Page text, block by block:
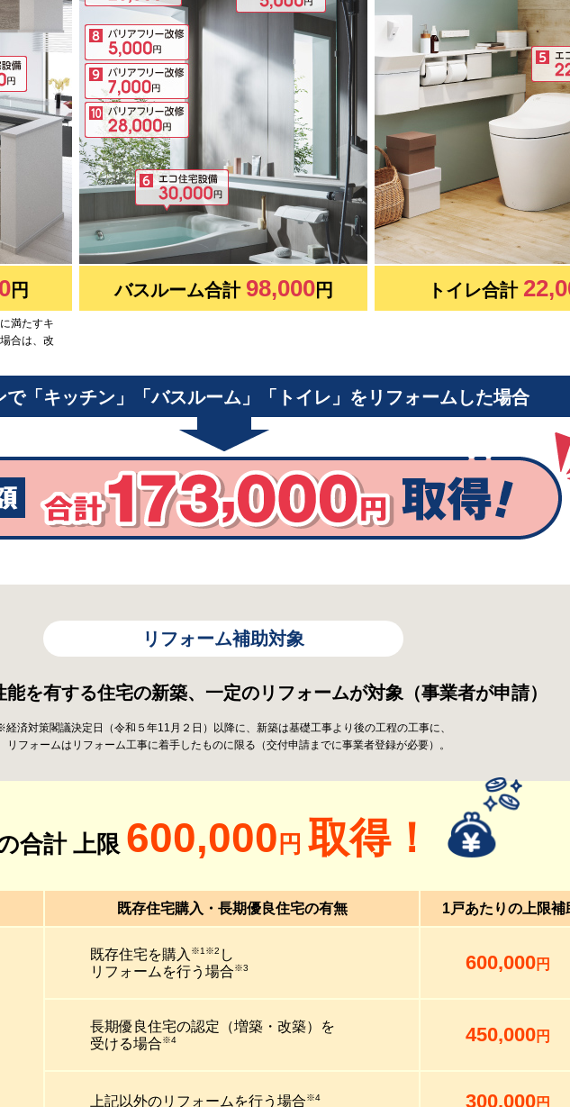
円
満たすキ
合は、改
バスルーム合計 98,000円 トイレ合計
で「キッチン」「バスルーム」「トイレ」をリフォームした場合
リフォーム補助対象
を有する住宅の新築、一定のリフォームが対象（事業者が申請）
経済対策閣議決定日（令和５年11月２日）以降に、新築は基礎工事より後の工程の工事に、
リフォームはリフォーム工事に着手したものに限る（交付申請までに事業者登録が必要）。
合計 上限 600,000 円 取得！
既存住宅購入・長期優良住宅の有無 1戸あたりの上限補
既存住宅を購入 ※1※2 し
リフォームを行う場合※3 600,000円
長期優良住宅の認定（増築・改築）を
受ける場合※4 450,000円
上記以外のリフォームを行う場合※4 300,000円